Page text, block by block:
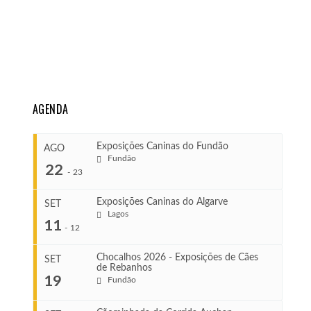
AGENDA
AGO
22 - 23
Exposições Caninas do Fundão
Fundão
Ago 22, 2026
SET
11 - 12
Exposições Caninas do Algarve
Lagos
SET
19
Chocalhos 2026 - Exposições de Cães
de Rebanhos
Fundão